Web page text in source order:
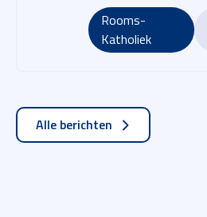
Rooms-
Katholiek
Alle berichten